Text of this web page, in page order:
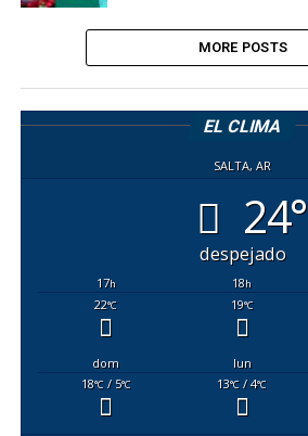
MORE POSTS
EL CLIMA
SALTA, AR
24°
despejado
17h 18h
22°C 19°C
dom lun
18°C/ 5°C 13°C / 4°C